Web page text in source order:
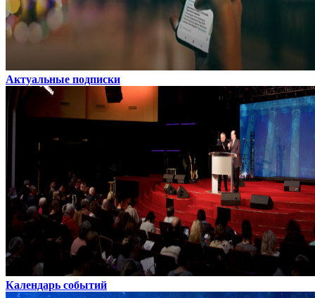
Актуальные подписки
Календарь событий